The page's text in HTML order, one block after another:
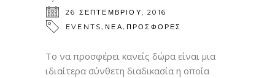
26 ΣΕΠΤΕΜΒΡΊΟΥ, 2016
EVENTS,ΝΕΑ, ΠΡΟΣΦΟΡΕΣ
Το να προσφέρει κανείς δώρα είναι μια
ιδιαίτερα σύνθετη διαδικασία η οποία